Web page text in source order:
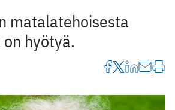
matalatehoisesta
hyötyä.